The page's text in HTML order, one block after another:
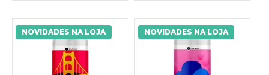
NOVIDADES NA LOJA NOVIDADES NA LOJA